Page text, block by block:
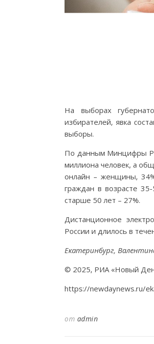
На выборах
избирателей, явка
выборы.
По данным Минцифры
миллиона человек, а
онлайн – женщины,
граждан в возрасте
старше 50 лет – 27%.
Дистанционное
России и длилось в
Екатеринбург,
© 2025, РИА «Новый
https://newdaynews.ru/
от admin